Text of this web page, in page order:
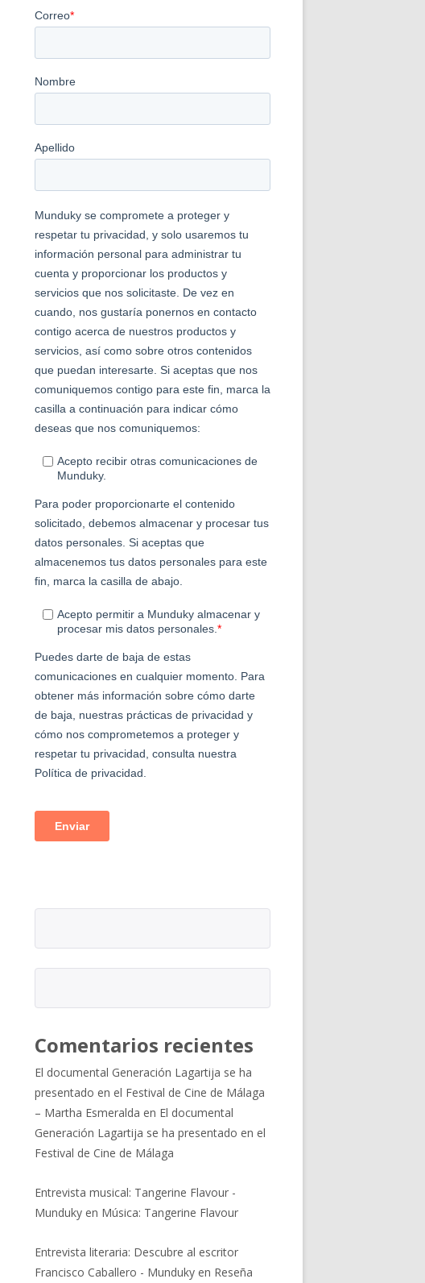
Comentarios recientes
El documental Generación Lagartija se ha
presentado en el Festival de Cine de Málaga
– Martha Esmeralda en El documental
Generación Lagartija se ha presentado en el
Festival de Cine de Málaga
Entrevista musical: Tangerine Flavour -
Munduky en Música: Tangerine Flavour
Entrevista literaria: Descubre al escritor
Francisco Caballero - Munduky en Reseña